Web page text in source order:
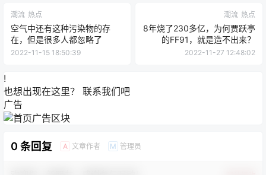
潮流 热点
空气中还有这种污染物的存
在，但是很多人都忽略了
2022-11-15 18:50:39
潮流 热点
8年烧了230多亿，为何贾跃亭
的FF91，就是造不出来？
2022-11-27 12:48:02
!
也想出现在这里？ 联系我们吧
广告
0 条回复 A 文章作者 M 管理员